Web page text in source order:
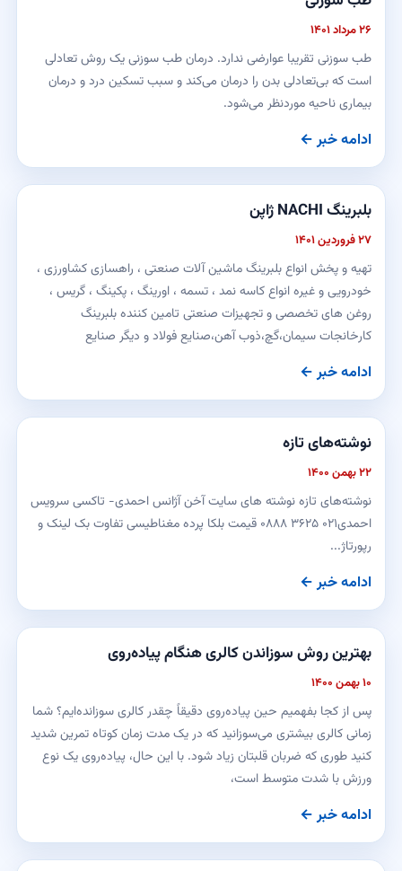
۲۶ مرداد ۱۴۰۱
طب سوزنی تقریبا عوارضی ندارد. درمان طب سوزنی یک روش تعادلی
است که بی‌تعادلی بدن را درمان می‌کند و سبب تسکین درد و درمان
بیماری ناحیه موردنظر می‌شود.
ادامه خبر ←
بلبرینگ NACHI ژاپن
۲۷ فروردین ۱۴۰۱
تهیه و پخش انواع بلبرینگ ماشین آلات صنعتی ، راهسازی کشاورزی ،
خودرویی و غیره انواع کاسه نمد ، تسمه ، اورینگ ، پکینگ ، گریس ،
روغن های تخصصی و تجهیزات صنعتی تامین کننده بلبرینگ
کارخانجات سیمان،گچ،ذوب آهن،صنایع فولاد و دیگر صنایع
ادامه خبر ←
نوشته‌های تازه
۲۲ بهمن ۱۴۰۰
نوشته‌های تازه نوشته های سایت آخن آژانس احمدی- تاکسی سرویس
احمدی۰۲۱ ۳۶۲۵ ۰۸۸۸ قیمت بلکا پرده مغناطیسی تفاوت بک لینک و
رپورتاژ...
ادامه خبر ←
بهترین روش سوزاندن کالری هنگام پیاده‌روی
۱۰ بهمن ۱۴۰۰
پس از کجا بفهمیم حین پیاده‌روی دقیقاً چقدر کالری سوزانده‌ایم؟ شما
زمانی کالری بیشتری می‌سوزانید که در یک مدت زمان کوتاه‌ تمرین شدید
کنید طوری که ضربان قلبتان زیاد شود. با این حال، پیاده‌روی یک نوع
ورزش با شدت متوسط است،
ادامه خبر ←